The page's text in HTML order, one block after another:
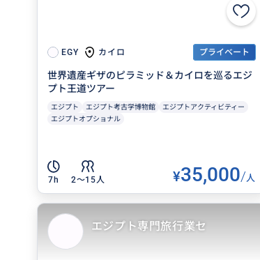
EGY カイロ プライベート
世界遺産ギザのピラミッド＆カイロを巡るエジ
プト王道ツアー
エジプト エジプト考古学博物館
エジプトアクティビティー
エジプトオプショナル
7h 2〜15人 ¥35,000/人
エジプト専門旅行業セ